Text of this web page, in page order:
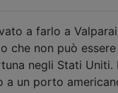
a farlo a
che non può
negli Stati
a un porto